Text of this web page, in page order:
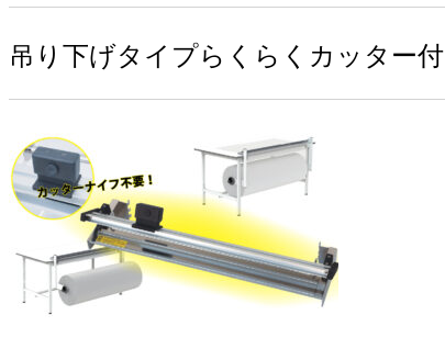
吊り下げタイプらくらくカッター付